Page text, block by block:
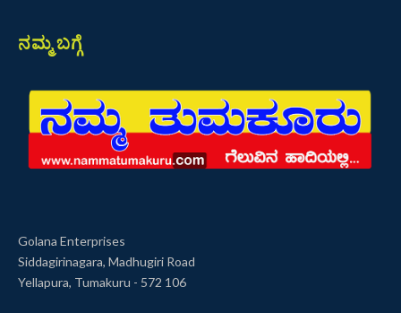
ನಮ್ಮ ಬಗ್ಗೆ
Golana Enterprises
Siddagirinagara, Madhugiri Road
Yellapura, Tumakuru - 572 106